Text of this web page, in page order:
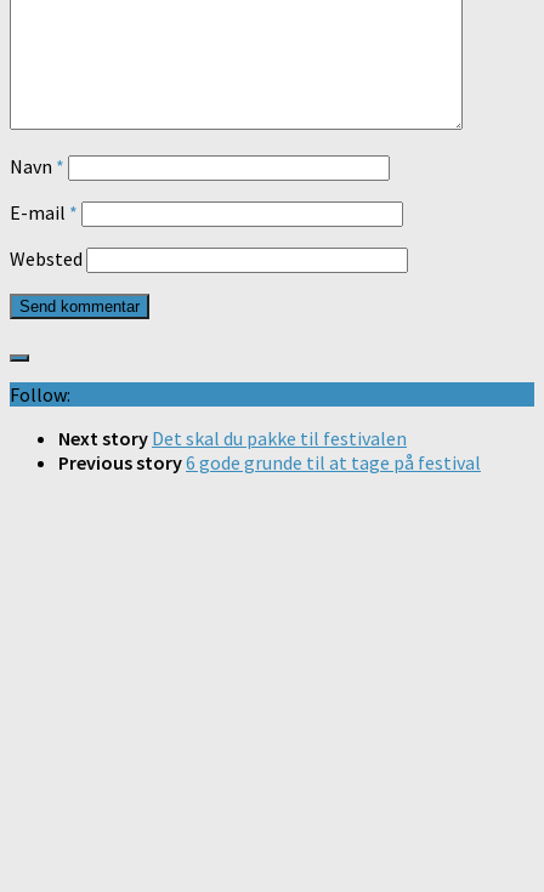
Navn *
E-mail *
Websted
Follow:
Next story Det skal du pakke til festivalen
Previous story6 gode grunde til at tage på festival